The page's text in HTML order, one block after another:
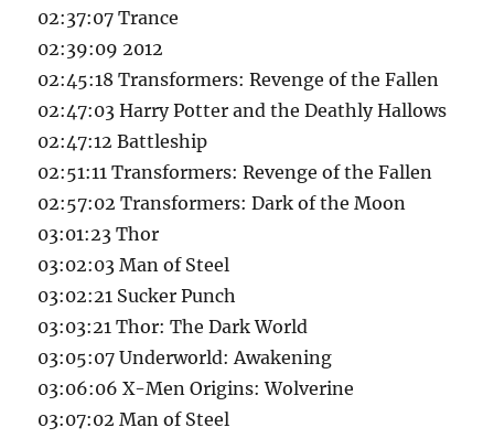
02:37:07 Trance
02:39:09 2012
02:45:18 Transformers: Revenge of the Fallen
02:47:03 Harry Potter and the Deathly Hallows
02:47:12 Battleship
02:51:11 Transformers: Revenge of the Fallen
02:57:02 Transformers: Dark of the Moon
03:01:23 Thor
03:02:03 Man of Steel
03:02:21 Sucker Punch
03:03:21 Thor: The Dark World
03:05:07 Underworld: Awakening
03:06:06 X-Men Origins: Wolverine
03:07:02 Man of Steel